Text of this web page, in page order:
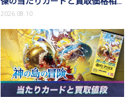
場
2026.08.10